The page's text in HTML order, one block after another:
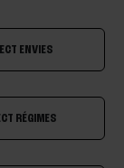
ENVIES
RÉGIMES